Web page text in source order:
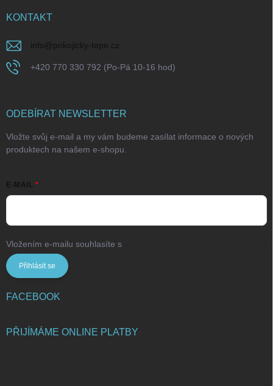
KONTAKT
info@pokojicky-tepe.cz
+420 770 330 792 (Po-Pá 10-16 hod)
ODEBÍRAT NEWSLETTER
Vložte svůj e-mail a my vám budeme zasílat informace o nových
produktech na našem e-shopu.
E-MAIL
Vložením e-mailu souhlasíte s
Přihlásit se
FACEBOOK
PŘIJÍMÁME ONLINE PLATBY